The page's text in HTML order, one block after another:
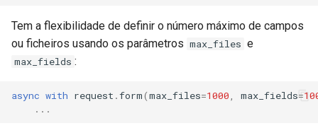
Tem a flexibilidade de definir o número máximo de campos
ou ficheiros usando os parâmetros max_files e
max_fields :
async with request .form(max_files=1000 max_fields=
...